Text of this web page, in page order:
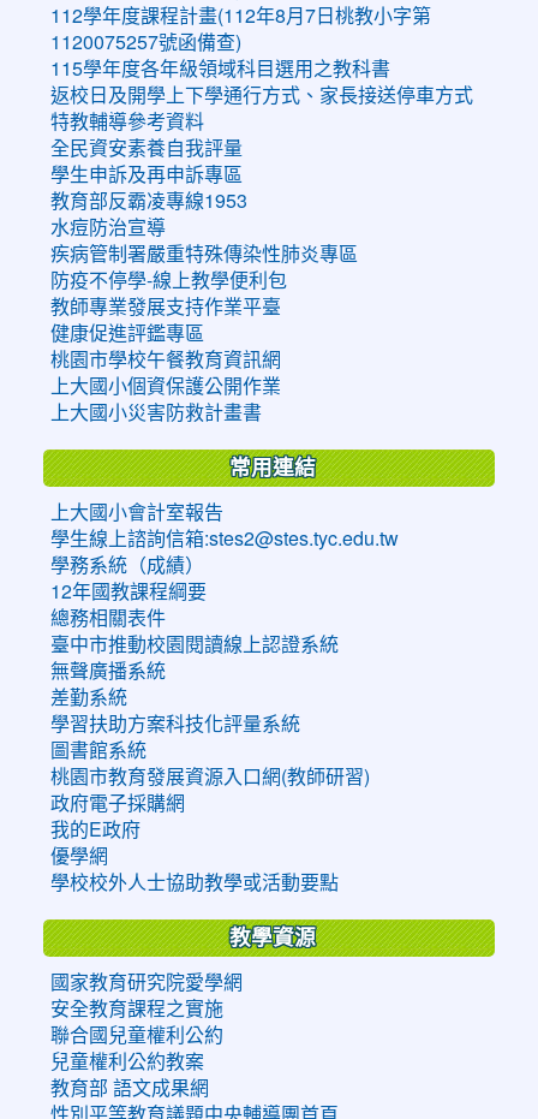
112學年度課程計畫(112年8月7日桃教小字第
1120075257號函備查)
115學年度各年級領域科目選用之教科書
返校日及開學上下學通行方式、家長接送停車方式
特教輔導參考資料
全民資安素養自我評量
學生申訴及再申訴專區
教育部反霸凌專線1953
水痘防治宣導
疾病管制署嚴重特殊傳染性肺炎專區
防疫不停學-線上教學便利包
教師專業發展支持作業平臺
健康促進評鑑專區
桃園市學校午餐教育資訊網
上大國小個資保護公開作業
上大國小災害防救計畫書
常用連結
上大國小會計室報告
學生線上諮詢信箱:stes2@stes.tyc.edu.tw
學務系統（成績）
12年國教課程綱要
總務相關表件
臺中市推動校園閱讀線上認證系統
無聲廣播系統
差勤系統
學習扶助方案科技化評量系統
圖書館系統
桃園市教育發展資源入口網(教師研習)
政府電子採購網
我的E政府
優學網
學校校外人士協助教學或活動要點
教學資源
國家教育研究院愛學網
安全教育課程之實施
聯合國兒童權利公約
兒童權利公約教案
教育部 語文成果網
性別平等教育議題中央輔導團首頁